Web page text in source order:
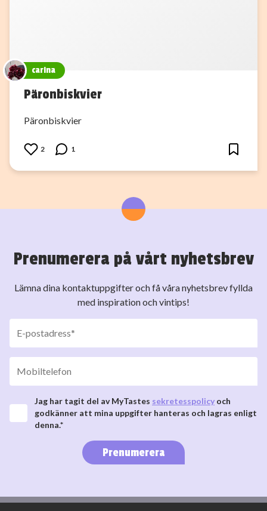
carina
Päronbiskvier
Päronbiskvier
2 1
Prenumerera på vårt nyhetsbrev
Lämna dina kontaktuppgifter och få våra nyhetsbrev fyllda
med inspiration och vintips!
Jag har tagit del av MyTastes sekretesspolicy och
godkänner att mina uppgifter hanteras och lagras enligt
denna.*
Prenumerera